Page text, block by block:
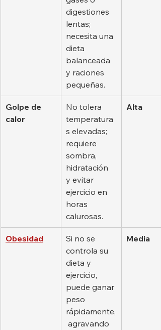
digestiones
lentas;
necesita una
dieta
balanceada
y raciones
pequeñas.
Golpe de
calor
No tolera
temperatura
s elevadas;
requiere
sombra,
hidratación
y evitar
ejercicio en
horas
calurosas.
Alta
Obesidad
Si no se
controla su
dieta y
ejercicio,
puede ganar
peso
rápidamente,
agravando
Media